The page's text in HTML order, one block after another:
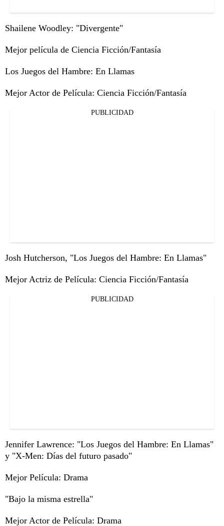
Shailene Woodley: "Divergente"
Mejor película de Ciencia Ficción/Fantasía
Los Juegos del Hambre: En Llamas
Mejor Actor de Película: Ciencia Ficción/Fantasía
PUBLICIDAD
Josh Hutcherson, "Los Juegos del Hambre: En Llamas"
Mejor Actriz de Película: Ciencia Ficción/Fantasía
PUBLICIDAD
Jennifer Lawrence: "Los Juegos del Hambre: En Llamas"
y "X-Men: Días del futuro pasado"
Mejor Película: Drama
"Bajo la misma estrella"
Mejor Actor de Película: Drama